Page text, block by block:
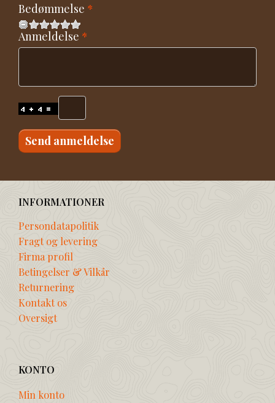
Bedømmelse
Anmeldelse
Send anmeldelse
INFORMATIONER
Persondatapolitik
Fragt og levering
Firma profil
Betingelser & Vilkår
Returnering
Kontakt os
Oversigt
KONTO
Min konto